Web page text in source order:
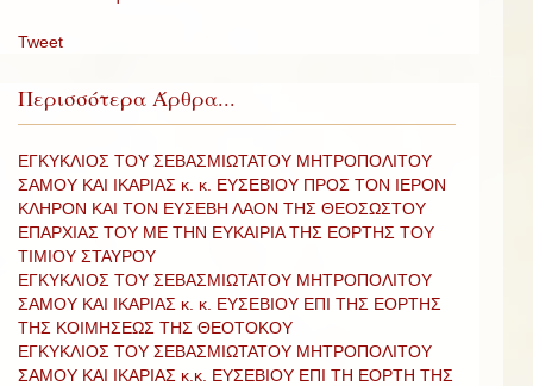
Tweet
Περισσότερα Άρθρα...
ΕΓΚΥΚΛΙΟΣ ΤΟΥ ΣΕΒΑΣΜΙΩΤΑΤΟΥ ΜΗΤΡΟΠΟΛΙΤΟΥ
ΣΑΜΟΥ ΚΑΙ ΙΚΑΡΙΑΣ κ. κ. ΕΥΣΕΒΙΟΥ ΠΡΟΣ ΤΟΝ ΙΕΡΟΝ
ΚΛΗΡΟΝ ΚΑΙ ΤΟΝ ΕΥΣΕΒΗ ΛΑΟΝ ΤΗΣ ΘΕΟΣΩΣΤΟΥ
ΕΠΑΡΧΙΑΣ ΤΟΥ ΜΕ ΤΗΝ ΕΥΚΑΙΡΙΑ ΤΗΣ ΕΟΡΤΗΣ ΤΟΥ
ΤΙΜΙΟΥ ΣΤΑΥΡΟΥ
ΕΓΚΥΚΛΙΟΣ ΤΟΥ ΣΕΒΑΣΜΙΩΤΑΤΟΥ ΜΗΤΡΟΠΟΛΙΤΟΥ
ΣΑΜΟΥ ΚΑΙ ΙΚΑΡΙΑΣ κ. κ. ΕΥΣΕΒΙΟΥ ΕΠΙ ΤΗΣ ΕΟΡΤΗΣ
ΤΗΣ ΚΟΙΜΗΣΕΩΣ ΤΗΣ ΘΕΟΤΟΚΟΥ
ΕΓΚΥΚΛΙΟΣ ΤΟΥ ΣΕΒΑΣΜΙΩΤΑΤΟΥ ΜΗΤΡΟΠΟΛΙΤΟΥ
ΣΑΜΟΥ ΚΑΙ ΙΚΑΡΙΑΣ κ.κ. ΕΥΣΕΒΙΟΥ ΕΠΙ ΤΗ ΕΟΡΤΗ ΤΗΣ